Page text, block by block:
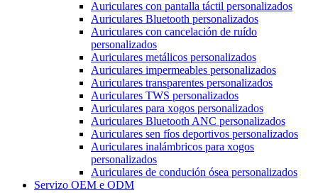
Auriculares con pantalla táctil personalizados
Auriculares Bluetooth personalizados
Auriculares con cancelación de ruído
personalizados
Auriculares metálicos personalizados
Auriculares impermeables personalizados
Auriculares transparentes personalizados
Auriculares TWS personalizados
Auriculares para xogos personalizados
Auriculares Bluetooth ANC personalizados
Auriculares sen fíos deportivos personalizados
Auriculares inalámbricos para xogos
personalizados
Auriculares de condución ósea personalizados
Servizo OEM e ODM